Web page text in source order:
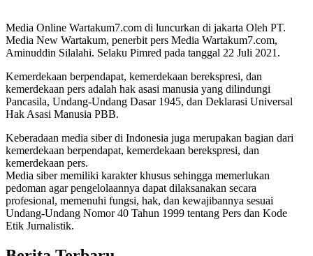
Media Online Wartakum7.com di luncurkan di jakarta Oleh PT.
Media New Wartakum, penerbit pers Media Wartakum7.com,
Aminuddin Silalahi. Selaku Pimred pada tanggal 22 Juli 2021.
Kemerdekaan berpendapat, kemerdekaan berekspresi, dan
kemerdekaan pers adalah hak asasi manusia yang dilindungi
Pancasila, Undang-Undang Dasar 1945, dan Deklarasi Universal
Hak Asasi Manusia PBB.
Keberadaan media siber di Indonesia juga merupakan bagian dari
kemerdekaan berpendapat, kemerdekaan berekspresi, dan
kemerdekaan pers.
Media siber memiliki karakter khusus sehingga memerlukan
pedoman agar pengelolaannya dapat dilaksanakan secara
profesional, memenuhi fungsi, hak, dan kewajibannya sesuai
Undang-Undang Nomor 40 Tahun 1999 tentang Pers dan Kode
Etik Jurnalistik.